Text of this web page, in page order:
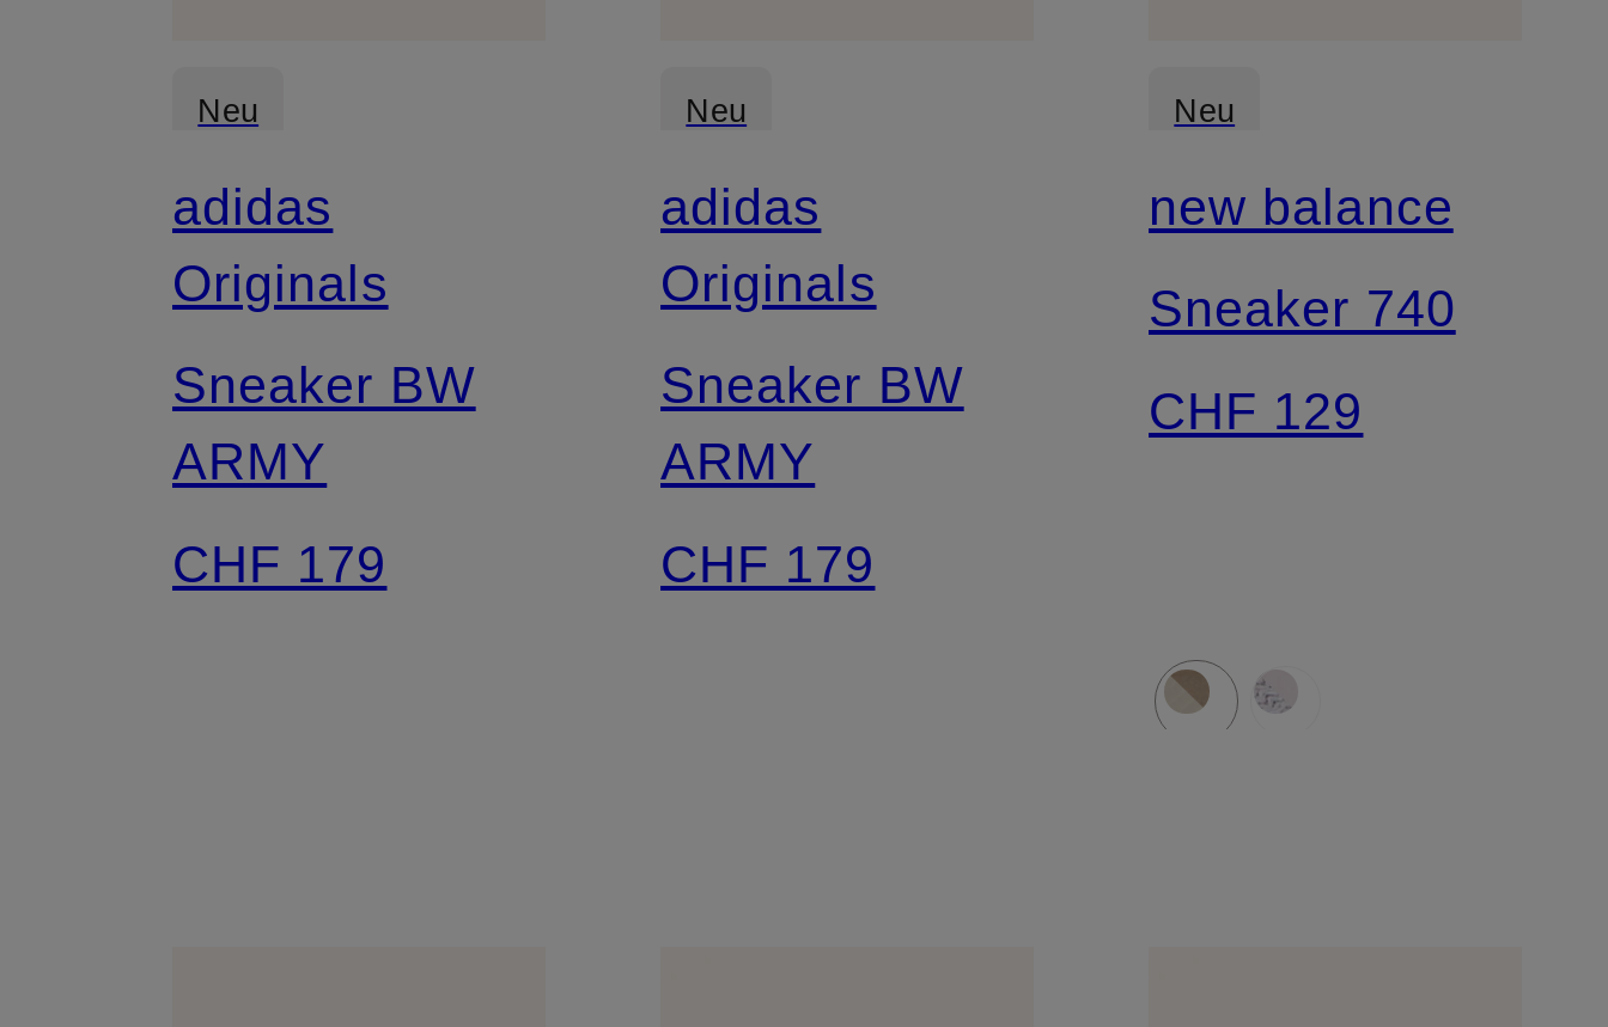
Neu
adidas
Originals
Sneaker BW
ARMY
CHF 179
Neu
adidas
Originals
Sneaker BW
ARMY
CHF 179
Neu
new balance
Sneaker 740
CHF 129